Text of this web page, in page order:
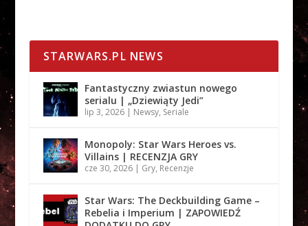
STARWARS.PL NEWS
Fantastyczny zwiastun nowego
serialu | „Dziewiąty Jedi”
lip 3, 2026| Newsy, Seriale
Monopoly: Star Wars Heroes vs.
Villains | RECENZJA GRY
cze 30, 2026| Gry, Recenzje
Star Wars: The Deckbuilding Game –
Rebelia i Imperium | ZAPOWIEDŹ